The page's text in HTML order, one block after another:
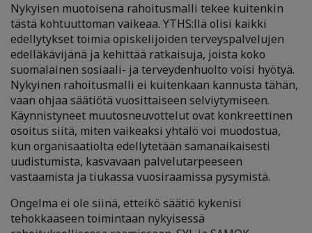
Nykyisen muotoisena rahoitusmalli tekee kuitenkin
tästä kohtuuttoman vaikeaa. YTHS:llä olisi kaikki
edellytykset toimia opiskelijoiden terveyspalvelujen
edelläkävijänä ja kehittää ratkaisuja, joista koko
suomalainen sosiaali- ja terveydenhuolto voisi hyötyä.
Nykyinen rahoitusmalli ei kuitenkaan kannusta tähän,
vaan ohjaa säätiötä vuosittaiseen selviytymiseen.
Käynnistyneet muutosneuvottelut ovat konkreettinen
osoitus siitä, miten vaikeaksi yhtälö voi muodostua,
kun organisaatiolta edellytetään samanaikaisesti
uudistumista, kasvavaan palvelutarpeeseen
vastaamista ja tiukassa vuosiraamissa pysymistä.
Ongelma ei ole siinä, etteikö säätiö kykenisi
tehokkaaseen toimintaan nykyisessä